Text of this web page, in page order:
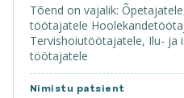
Tõend on vajalik:
töötajatele
Tervishoiutöötajatele, Ilu- ja
töötajatele
Nimistu patsient